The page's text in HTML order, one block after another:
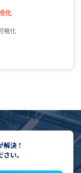
化
視化
解決！
い。